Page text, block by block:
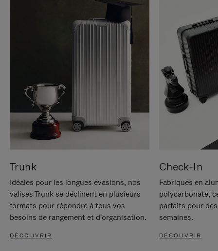
Trunk
Idéales pour les longues évasions, nos
valises Trunk se déclinent en plusieurs
formats pour répondre à tous vos
besoins de rangement et d'organisation.
DÉCOUVRIR
Check-In
Fabriqués en
polycarbonate,
parfaits pour
semaines.
DÉCOUVRIR